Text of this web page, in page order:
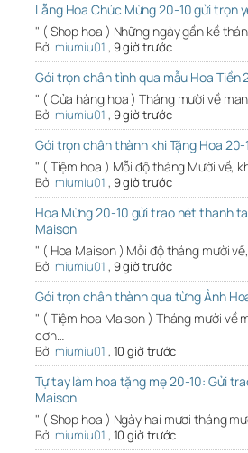
Lẵng Hoa Chúc Mừng 20-10 gửi trọn
" ( Shop hoa ) Những ngày gần kề
Bởi miumiu01 , 9 giờ trước
Gói trọn chân tình qua mẫu Hoa Tiền
" ( Cửa hàng hoa ) Tháng mười về
Bởi miumiu01 , 9 giờ trước
Gói trọn chân thành khi Tặng Hoa 20-
" ( Tiệm hoa ) Mỗi độ tháng Mười về,
Bởi miumiu01 , 9 giờ trước
Hoa Mừng 20-10 gửi trao nét thanh
Maison
" ( Hoa Maison ) Mỗi độ tháng mười
Bởi miumiu01 , 9 giờ trước
Gói trọn chân thành qua từng Ảnh
" ( Tiệm hoa Maison ) Tháng mười về
cơn…
Bởi miumiu01 , 10 giờ trước
Tự tay làm hoa tặng mẹ 20-10: Gửi
Maison
" ( Shop hoa ) Ngày hai mươi tháng
Bởi miumiu01 , 10 giờ trước